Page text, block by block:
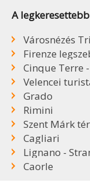
A
Városnézés
Firenze
Cinque Terre -
Velencei
Grado
Rimini
Szent Márk tér
Cagliari
Lignano -
Caorle